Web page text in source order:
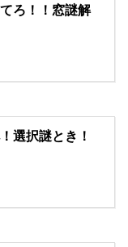
ろ！！窓謎解
選択謎とき！